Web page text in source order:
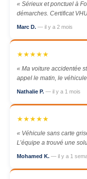
« Sérieux et ponctuel à
démarches. Certificat
Marc D. — il y a 2 mois
★★★★★
« Ma voiture accidentée
appel le matin, le
Nathalie P. — il y a 1 mois
★★★★★
« Véhicule sans carte
L’équipe a trouvé une
Mohamed K. — il y a 1